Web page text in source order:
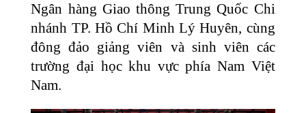
Ngân hàng Giao thông Trung Quốc Chi
nhánh TP. Hồ Chí Minh Lý Huyên, cùng
đông đảo giảng viên và sinh viên các
trường đại học khu vực phía Nam Việt
Nam.